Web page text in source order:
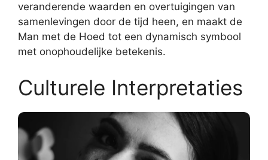
veranderende waarden en overtuigingen van
samenlevingen door de tijd heen, en maakt de
Man met de Hoed tot een dynamisch symbool
met onophoudelijke betekenis.
Culturele Interpretaties